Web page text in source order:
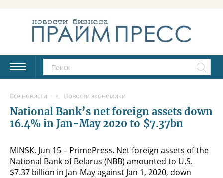
Все новости Новости экономики
National Bank’s net foreign assets down
16.4% in Jan-May 2020 to $7.37bn
MINSK, Jun 15 – PrimePress. Net foreign assets of the
National Bank of Belarus (NBB) amounted to U.S.
$7.37 billion in Jan-May against Jan 1, 2020, down